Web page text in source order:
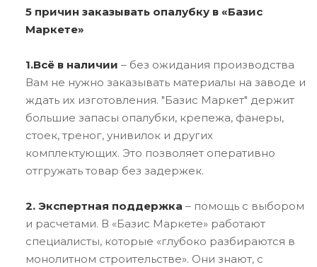
5 причин заказывать опалубку в «Базис
Маркете»
1.Всё в наличии – без ожидания производства
Вам не нужно заказывать материалы на заводе и
ждать их изготовления. "Базис Маркет" держит
большие запасы опалубки, крепежа, фанеры,
стоек, треног, унивилок и других
комплектующих. Это позволяет оперативно
отгружать товар без задержек.
2. Экспертная поддержка – помощь с выбором
и расчетами. В «Базис Маркете» работают
специалисты, которые «глубоко разбираются в
монолитном строительстве». Они знают, с